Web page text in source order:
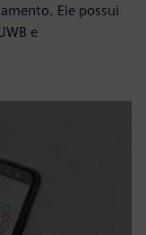
Ele possui
e